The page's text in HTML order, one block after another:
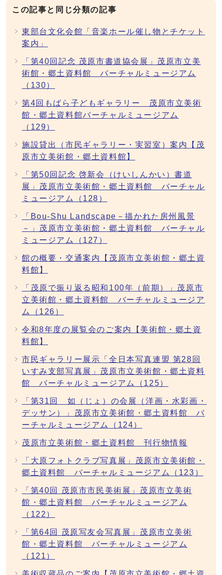
この記事と同じ分類の記事
東部台文化会館「音楽ホール催し物とチケット
案内」
「第40回記念 茂原市書道協会展」茂原市立美
術館・郷土資料館 バーチャルミュージアム
（130）
第4回もばら子どもギャラリー 茂原市立美術
館・郷土資料館バーチャルミュージアム
（129）
施設貸出（市民ギャラリー・実習室）案内【茂
原市立美術館・郷土資料館】
「第50回記念 啓新会（けいしんかい）書道
展」茂原市立美術館・郷土資料館 バーチャル
ミュージアム（128）
「Bou-Shu Landscape－描かれた房州風景
－」茂原市立美術館・郷土資料館 バーチャル
ミュージアム（127）
館の概要・交通案内【茂原市立美術館・郷土資
料館】
「茂原で振り返る昭和100年（前期）」茂原市
立美術館・郷土資料館 バーチャルミュージア
ム（126）
令和8年度の展覧会のご案内【美術館・郷土資
料館】
市民ギャラリー展示「全日本写真連盟 第28回
いすみ支部写真展」茂原市立美術館・郷土資料
館 バーチャルミュージアム（125）
「第31回 如（じょ）の会展（洋画・水彩画・
デッサン）」茂原市立美術館・郷土資料館 バ
ーチャルミュージアム（124）
茂原市立美術館・郷土資料館 刊行物情報
「大原フォトクラブ写真展」茂原市立美術館・
郷土資料館 バーチャルミュージアム（123）
「第40回 茂原市市民美術展」茂原市立美術
館・郷土資料館 バーチャルミュージアム
（122）
「第64回 茂原写友会写真展」茂原市立美術
館・郷土資料館 バーチャルミュージアム
（121）